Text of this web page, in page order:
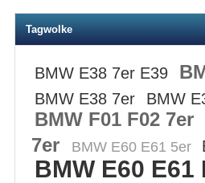
Tagwolke
BMW E38 7er E39
BMW E38 7er BMW
BMW F01 F02 7er
7er
BMW E60 E61 5er
BMW E60